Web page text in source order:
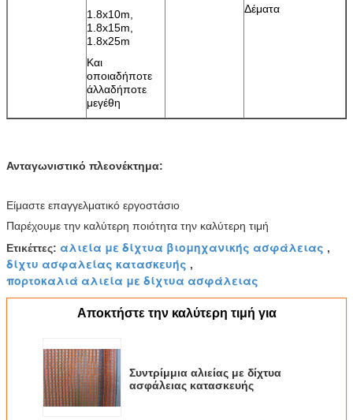
1.8x10m,
1.8x15m,
1.8x25m
Και
οποιαδήποτε
άλλαδήποτε
μεγέθη
Δέματα
Ανταγωνιστικό πλεονέκτημα:
Είμαστε επαγγελματικό εργοστάσιο
Παρέχουμε την καλύτερη ποιότητα την καλύτερη τιμή
Ετικέττες: αλιεία με δίχτυα βιομηχανικής ασφάλειας ,
δίχτυ ασφαλείας κατασκευής ,
πορτοκαλιά αλιεία με δίχτυα ασφάλειας
Αποκτήστε την καλύτερη τιμή για
Συντρίμμια αλιείας με δίχτυα
ασφάλειας κατασκευής